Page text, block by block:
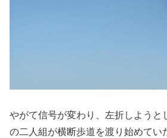
やがて信号が変わり、左折しようと
の二人組が横断歩道を渡り始めてい